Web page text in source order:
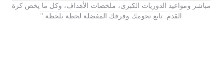
مباشر ومواعيد الدوريات الكبرى، ملخصات الأهداف، وكل ما يخص كرة
القدم. تابع نجومك وفرقك المفضلة لحظة بلحظة."